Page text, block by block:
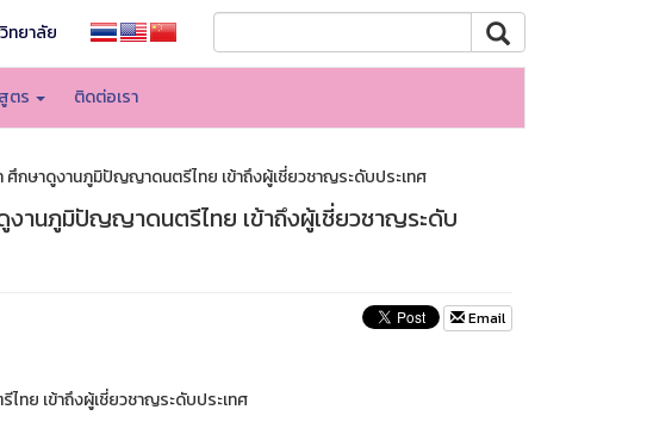
ทยาลัย
ตร ติดต่อเรา
ษาดูงานภูมิปัญญาดนตรีไทย เข้าถึงผู้เชี่ยวชาญระดับประเทศ
านภูมิปัญญาดนตรีไทย เข้าถึงผู้เชี่ยวชาญระดับ
Email
ย เข้าถึงผู้เชี่ยวชาญระดับประเทศ